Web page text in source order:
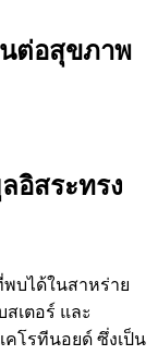
ต่อสุขภาพ
อิสระทรง
พบได้ในสาหร่าย
เตอร์ และ
โรทีนอยด์ ซึ่งเป็น